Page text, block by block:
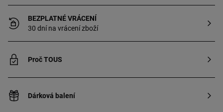
zaručuje větší trvanlivost šperku.
BEZPLATNÉ VRÁCENÍ
30 dní na vrácení zboží
Proč TOUS
Dárková balení